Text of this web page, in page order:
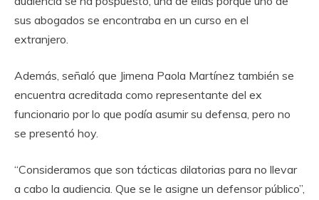
sus abogados se encontraba en un curso en el
extranjero.
Además, señaló que Jimena Paola Martínez también se
encuentra acreditada como representante del ex
funcionario por lo que podía asumir su defensa, pero no
se presentó hoy.
“Consideramos que son tácticas dilatorias para no llevar
a cabo la audiencia. Que se le asigne un defensor público”,